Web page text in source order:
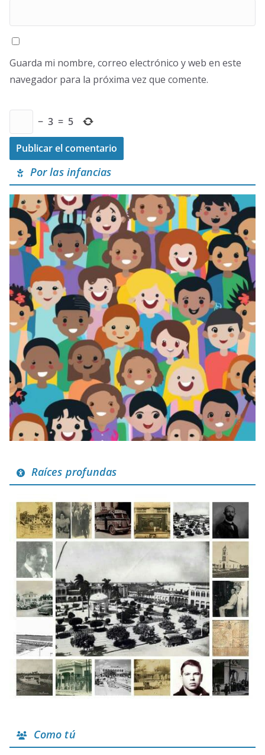
Guarda mi nombre, correo electrónico y web en este
navegador para la próxima vez que comente.
− 3 = 5
Por las infancias
Raíces profundas
Como tú